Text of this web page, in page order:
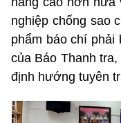
nghiệp chống sao
phẩm báo chí phải
của Báo Thanh
định hướng tuyên